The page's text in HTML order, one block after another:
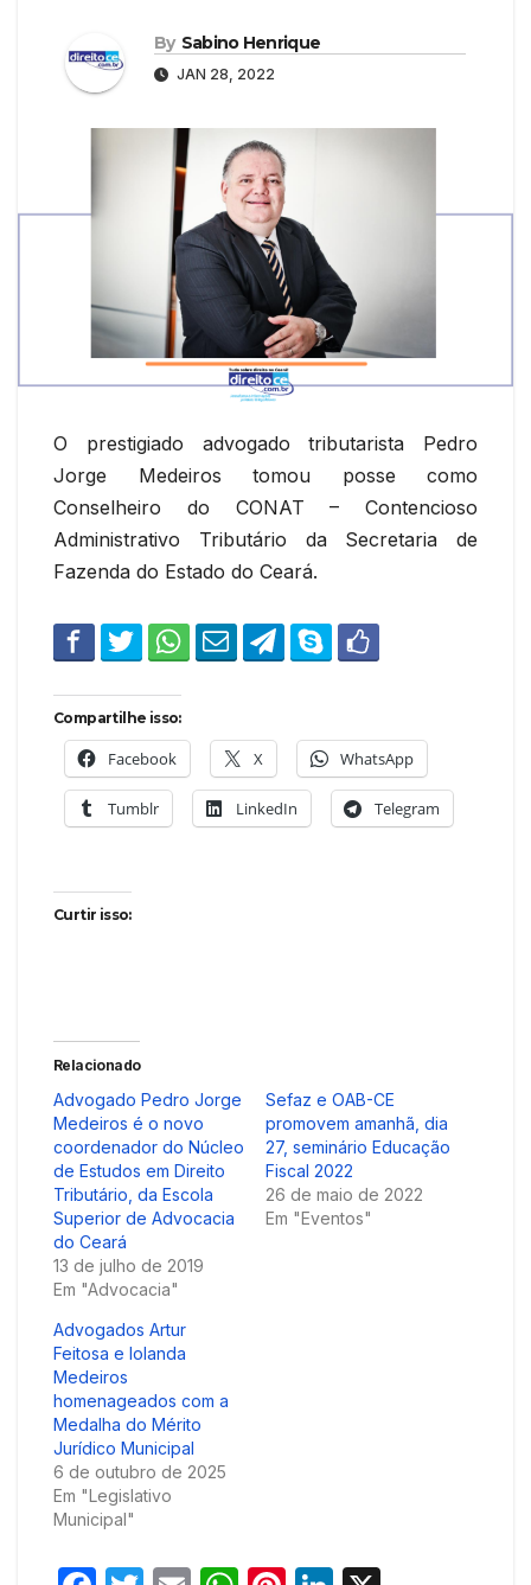
By Sabino Henrique
JAN 28, 2022
O prestigiado advogado tributarista Pedro
Jorge Medeiros tomou posse como
Conselheiro do CONAT – Contencioso
Administrativo Tributário da Secretaria de
Fazenda do Estado do Ceará.
Compartilhe isso:
Facebook X WhatsApp
Tumblr LinkedIn Telegram
Curtir isso:
Relacionado
Advogado Pedro Jorge
Medeiros é o novo
coordenador do Núcleo
de Estudos em Direito
Tributário, da Escola
Superior de Advocacia
do Ceará
13 de julho de 2019
Em "Advocacia"
Sefaz e OAB-CE
promovem amanhã, dia
27, seminário Educação
Fiscal 2022
26 de maio de 2022
Em "Eventos"
Advogados Artur
Feitosa e Iolanda
Medeiros
homenageados com a
Medalha do Mérito
Jurídico Municipal
6 de outubro de 2025
Em "Legislativo
Municipal"